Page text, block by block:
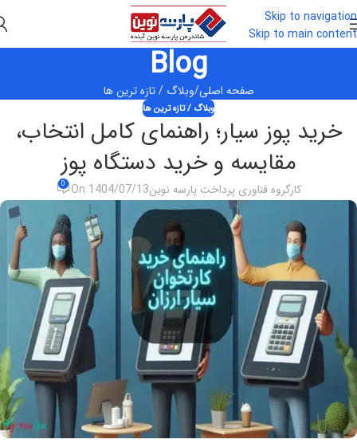
Skip to navigation
Skip to main content
Blog
صفحه اصلی وبلاگ / تازه ترین ها
وبلاگ / تازه ترین ها
خرید پوز سیار؛ راهنمای کامل انتخاب،
مقایسه و خرید دستگاه پوز
کارگروه فناوری پرداخت پارسه نوینOn 1404/07/13
0